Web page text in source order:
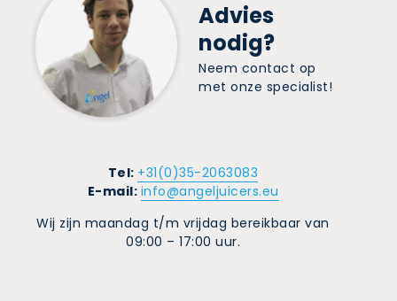
Advies
nodig?
Neem contact op
met onze specialist!
Tel: +31(0)35-2063083
E-mail: info@angeljuicers.eu
Wij zijn maandag t/m vrijdag bereikbaar van
09:00 – 17:00 uur.